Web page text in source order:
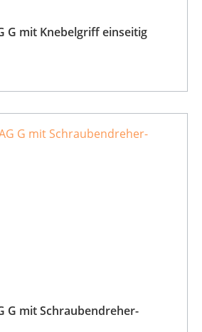
G mit Knebelgriff einseitig
G mit Schraubendreher-